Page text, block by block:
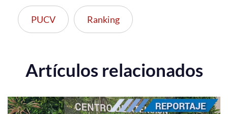
PUCV Ranking
Artículos relacionados